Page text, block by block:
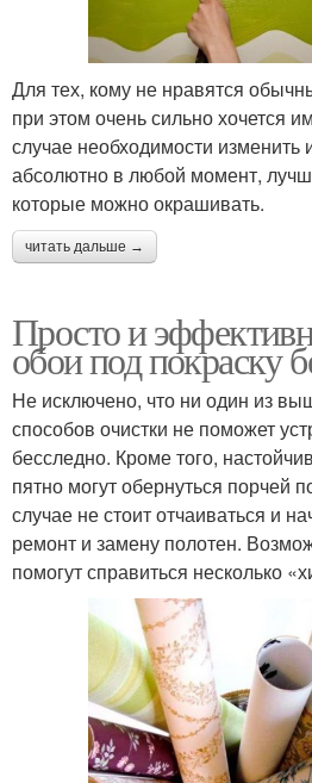
Для тех, кому не нравятся
при этом очень сильно хочется
случае необходимости изменить
абсолютно в любой момент,
которые можно окрашивать.
читать дальше →
Просто и
обои под покраску
Не исключено, что ни один из
способов очистки не поможет
бесследно. Кроме того,
пятно могут обернуться порчей
случае не стоит отчаиваться и
ремонт и замену полотен.
помогут справиться несколько